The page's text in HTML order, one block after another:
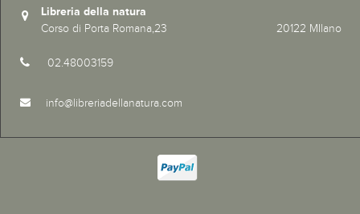
Libreria della natura
Corso di Porta Romana,23 20122 MIlano
02.48003159
info@libreriadellanatura.com